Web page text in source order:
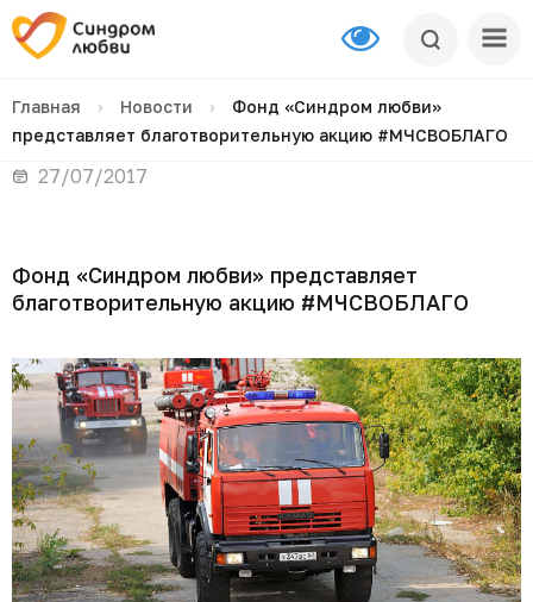
Главная › Новости ›
Фонд «Синдром любви»
представляет благотворительную акцию #МЧСВОБЛАГО
27/07/2017
Фонд «Синдром любви» представляет
благотворительную акцию #МЧСВОБЛАГО